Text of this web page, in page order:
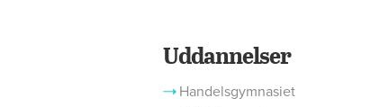
Uddannelser
Handelsgymnasiet